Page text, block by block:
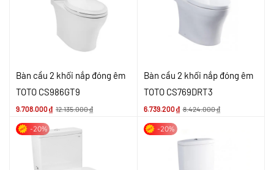
Bàn cầu 2 khối nắp đóng êm
TOTO CS986GT9
9.708.000₫ 12.135.000₫
Bàn cầu 2 khối nắp đóng êm
TOTO CS769DRT3
6.739.200₫ 8.424.000₫
-20% -20%